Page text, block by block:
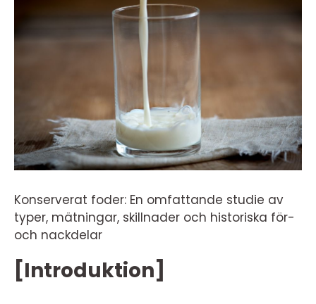
Konserverat foder: En omfattande studie av
typer, mätningar, skillnader och historiska för-
och nackdelar
[Introduktion]